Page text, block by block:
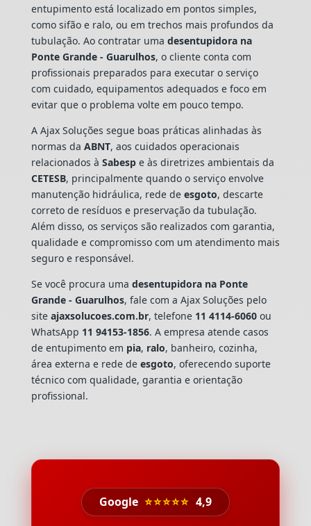
entupimento está localizado em pontos simples,
como sifão e ralo, ou em trechos mais profundos da
tubulação. Ao contratar uma desentupidora na
Ponte Grande - Guarulhos, o cliente conta com
profissionais preparados para executar o serviço
com cuidado, equipamentos adequados e foco em
evitar que o problema volte em pouco tempo.
A Ajax Soluções segue boas práticas alinhadas às
normas da ABNT, aos cuidados operacionais
relacionados à Sabespe às diretrizes ambientais da
CETESB, principalmente quando o serviço envolve
manutenção hidráulica, rede de esgoto, descarte
correto de resíduos e preservação da tubulação.
Além disso, os serviços são realizados com garantia,
qualidade e compromisso com um atendimento mais
seguro e responsável.
Se você procura uma desentupidora na Ponte
Grande - Guarulhos, fale com a Ajax Soluções pelo
site ajaxsolucoes.com.br, telefone 11 4114-6060ou
WhatsApp 11 94153-1856. A empresa atende casos
de entupimento em pia, ralo, banheiro, cozinha,
área externa e rede de esgoto, oferecendo suporte
técnico com qualidade, garantia e orientação
profissional.
Google ⭐⭐⭐⭐⭐ 4,9